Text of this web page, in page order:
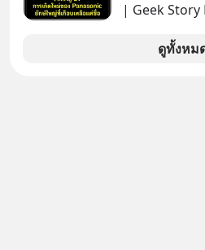
| Geek Story
ถ่านไฟฉาย?
ดูทั้งหม